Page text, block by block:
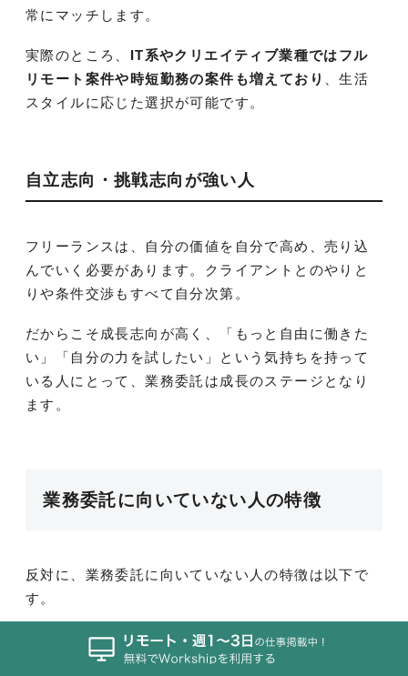
常にマッチします。
実際のところ、 IT系やクリエイティブ業種ではフル
リモート案件や時短勤務の案件も増えており
、生活
スタイルに応じた選択が可能です。
自立志向・挑戦志向が強い人
フリーランスは、自分の価値を自分で高め、売り込
んでいく必要があります。クライアントとのやりと
りや条件交渉もすべて自分次第。
だからこそ成長志向が高く、「もっと自由に働きた
い」「自分の力を試したい」という気持ちを持って
いる人にとって、業務委託は成長のステージとなり
ます。
業務委託に向いていない人の特徴
反対に、業務委託に向いていない人の特徴は以下で
す。
収入の波に不安を感じる人